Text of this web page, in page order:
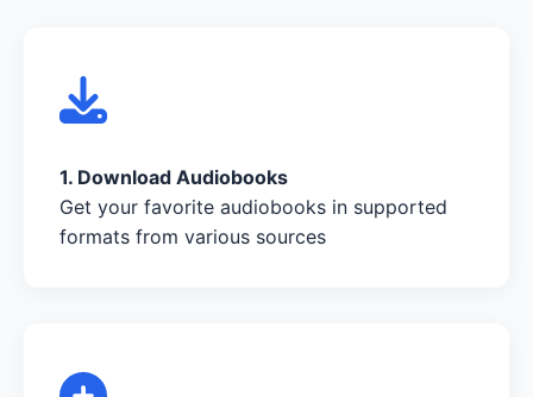
1. Download Audiobooks
Get your favorite audiobooks in supported
formats from various sources